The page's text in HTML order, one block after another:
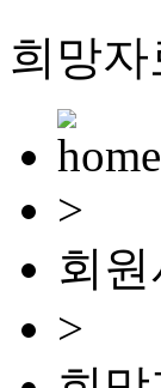
희망자
>
회
>